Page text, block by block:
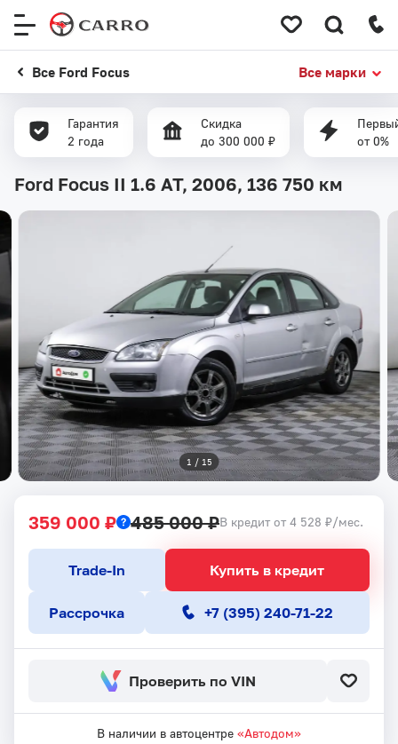
Все Ford Focus Все марки
Гарантия
2 года
Скидка
до 300 000 ₽
от 0%
Ford Focus II 1.6 AT, 2006, 136 750 км
1 / 15
359 000 ₽ 485 000 ₽В кредит от 4 528 ₽/мес.
Купить в кредит
Trade-In
Рассрочка +7 (395) 240-71-22
Проверить по VIN
В наличии в автоцентре «Автодом»